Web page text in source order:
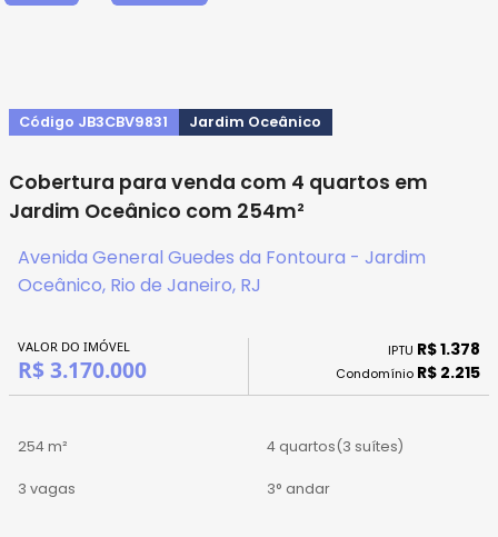
Código JB3CBV9831 Jardim Oceânico
Cobertura para venda com 4 quartos em
Jardim Oceânico com 254m²
Avenida General Guedes da Fontoura - Jardim
Oceânico, Rio de Janeiro, RJ
VALOR DO IMÓVEL
R$ 3.170.000
IPTU R$ 1.378
Condomínio R$ 2.215
254 m² 4 quartos(3 suítes)
3 vagas 3° andar